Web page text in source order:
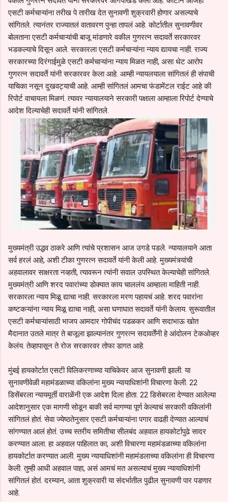
एसटी कर्मचाऱ्यांना तरीख पे तारीख देत सुनावणी शुक्रवारी होणार असल्याचे
सांगितले. त्यानंतर राज्यातलं वातावरण पुन्हा तापलं आहे. कोर्टातील सुनावणीवर
बोलताना एसटी कर्मचाऱ्यांची बाजू मांडणारे वकील गुणरत्न सदावर्ते सरकारवर
भडकल्याचे दिसून आले. सरकारला एसटी कर्मचाऱ्यांना न्याय द्यायचा नाही. राज्य
सरकारच्या दिरंगाईमुळे एसटी कर्मचाऱ्यांना न्याय मिळत नाही, असा थेट आरोप
गुणरत्न सदावर्ते यांनी सरकारवर केला आहे. आम्ही न्यायलयाला सांगितलं ही संपाची
याचिका नसून दुखवट्याची आहे. आम्ही सांगितलं आमचा फंडामेंटल राईट आहे की
रिपोर्ट वाचायला मिळणं. त्यावर न्यायालयाने सरकारी पक्षाला आम्हाला रिपोर्ट देण्याचे
आदेश दिल्याचेही सदावर्ते यांनी सांगितले.
मुख्यमंत्री उद्धव ठाकरे आणि त्यांचे प्रशासन आज उगडे पडले. न्यायालयाने आता
सर्व हरलं आहे, अशी टीका गुणरत्न सदावर्ते यांनी केली आहे. मुख्यमंत्र्यांची
अहवालावर साक्षरता नव्हती, त्यावरून त्यांनी सवाल उपस्थित केल्याचेही सांगितले.
मुख्यमंत्री आणि शरद पवारांच्या डोक्यात काय चाललंय आम्हाला माहिती नाही.
सरकारला न्याय मिळू द्याचा नाही. सरकारला मरण पहायचं आहे. शरद पवारांना
कष्टकऱ्यांना न्याय मिळू द्याचा नाही, असा घणाघात सदावर्ते यांनी केलाय. सुरूवातील
एसटी कर्मचाऱ्यांसाठी भाजप आमदार गोपीचंद पडळकर आणि सदाभाऊ खोत
मैदानात उतले मात्र ते बाजूला झाल्यानंतर गुणरत्न सदावर्तेंनी हे आंदोलन टेकओव्हर
केलंय. तेव्हापासून ते रोज सरकारवर तोफा डागत आहे.
मुंबई हायकोर्टात एसटी विलिकरणाच्या याचिकेवर आज सुनावणी झाली. या
सुनावणीवेळी महामंडळाच्या वकिलांना मुख्य न्यायाधिशांनी विचारणा केली. 22
डिसेंबरला न्यायमूर्ती वाराळेंनी एक आदेश दिला होता. 22 डिसेबरला देण्यात आलेल्या
आदेशानुसार एक मागणी सोडून बाकी सर्व मागण्या पूर्ण केल्याचं सरकारी वकिलांनी
सांगितलं होतं. सेवा ज्येष्ठतेनुसार एसटी कर्मचाऱ्यांना पगार वाढही देण्यात आल्याचं
सांगण्यात आलं होतं. उच्च स्तरीय समितीचा सीलबंद अहवाल हायकोर्टापुढे सादर
करण्यात आला. हा अहवाल पाहिलात का, अशी विचारणा महामंडळाच्या वकिलांना
हायकोर्टात करण्यात आली. मुख्य न्यायाधिशांनी महामंडलाच्या वकिलांना ही विचारणा
केली. तुम्ही आधी अहवाल पाहा, असं आमचं मत असल्याचं मुख्य न्यायाधिशांनी
सांगितलं होतं. दरम्यान, आता शुक्रवारी या संदर्भातील पुढील सुनावणी पार पडणार
आहे.